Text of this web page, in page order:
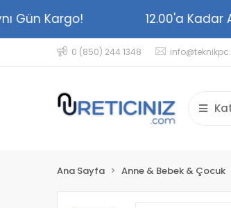
Gün Kargo! 12.00'a
0 (850) 244 1348
Ana Sayfa Anne & Bebek & Çocuk